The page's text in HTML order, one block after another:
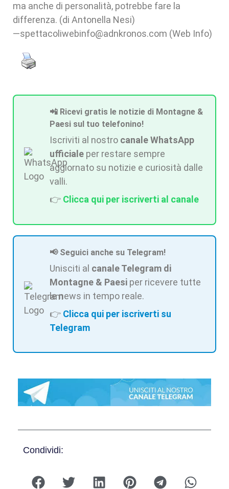
ma anche di personalità, potrebbe fare la
differenza. (di Antonella Nesi)
—spettacoliwebinfo@adnkronos.com (Web Info)
📲 Ricevi gratis le notizie di Montagne &
Paesi sul tuo telefonino!
Iscriviti al nostro canale WhatsApp
ufficiale per restare sempre
aggiornato su notizie e curiosità dalle
valli.
👉 Clicca qui per iscriverti al canale
📢 Seguici anche su Telegram!
Unisciti al canale Telegram di
Montagne & Paesi per ricevere tutte
le news in tempo reale.
👉 Clicca qui per iscriverti su
Telegram
Condividi: